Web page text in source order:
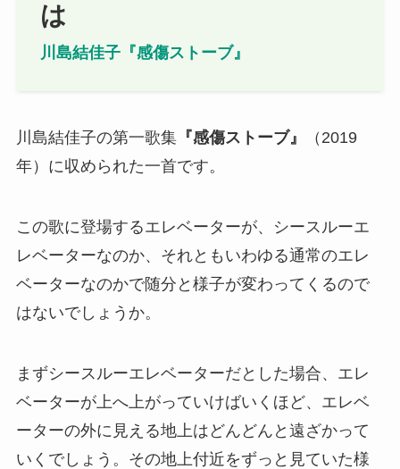
は
川島結佳子『感傷ストーブ』
川島結佳子の第一歌集『感傷ストーブ』
（2019
年）に収められた一首です。
この歌に登場するエレベーターが、シースルーエ
レベーターなのか、それともいわゆる通常のエレ
ベーターなのかで随分と様子が変わってくるので
はないでしょうか。
まずシースルーエレベーターだとした場合、エレ
ベーターが上へ上がっていけばいくほど、エレベ
ーターの外に見える地上はどんどんと遠ざかって
いくでしょう。その地上付近をずっと見ていた様